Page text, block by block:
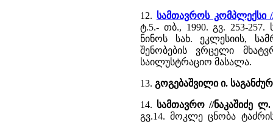
12. სამთავროს
ტ.5.- თბ., 1990. გვ. 253-
ნინოს სახ. ეკლესიის,
შენობების ვრცელი
საილუსტრაციო მასალა.
13. გოგებაშვილი ი.
14. სამთავრო //ნაკაშიძე
გვ.14. მოკლე ცნობა